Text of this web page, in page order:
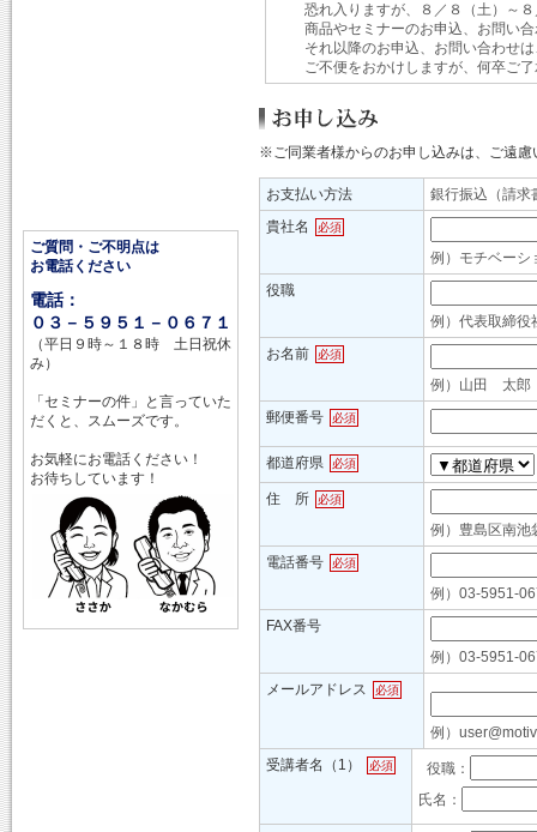
ご質問・ご不明点は
お電話ください
電話：
０３－５９５１－０６７１
（平日９時～１８時 土日祝休
み）
「セミナーの件」と言っていた
だくと、スムーズです。
お気軽にお電話ください！
お待ちしています！
恐れ入りますが、８／８（土）～
商品やセミナーのお申込、お問い
それ以降のお申込、お問い合わせ
ご不便をおかけしますが、何卒ご
※ご同業者様からのお申し込みは、ご遠慮
お支払い方法
銀行振込（請求
貴社名
必須
例）モチベーシ
役職
例）代表取締役
お名前
必須
例）山田 太郎
郵便番号
必須
都道府県 必須
住 所
必須
例）豊島区南
電話番号
必須
例）03-5951-
FAX番号
例）03-5951-
メールアドレス
必須
例）
受講者名（1）
必須
役職：
氏名：